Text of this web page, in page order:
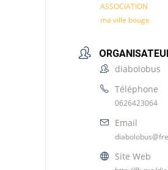
ASSOCIATION
ma ville bouge
diabolobus
Téléphone
0626423064
Email
Site Web